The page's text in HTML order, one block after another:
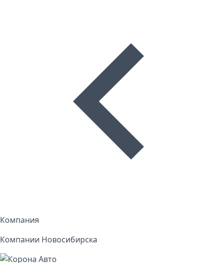
Компания
Компании Новосибирска